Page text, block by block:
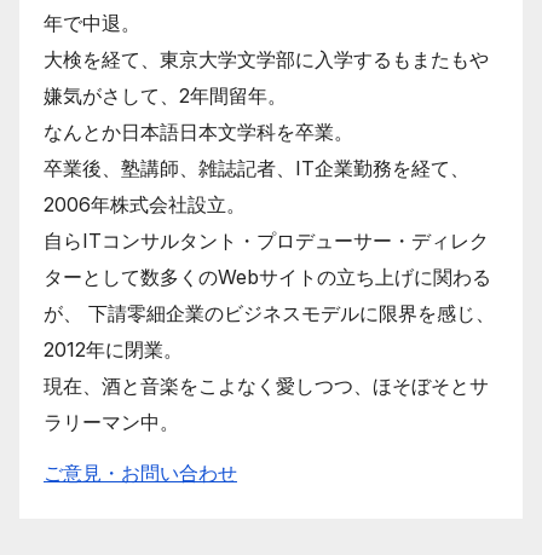
年で中退。
大検を経て、東京大学文学部に入学するもまたもや
嫌気がさして、2年間留年。
なんとか日本語日本文学科を卒業。
卒業後、塾講師、雑誌記者、IT企業勤務を経て、
2006年株式会社設立。
自らITコンサルタント・プロデューサー・ディレク
ターとして数多くのWebサイトの立ち上げに関わる
が、 下請零細企業のビジネスモデルに限界を感じ、
2012年に閉業。
現在、酒と音楽をこよなく愛しつつ、ほそぼそとサ
ラリーマン中。
ご意見・お問い合わせ